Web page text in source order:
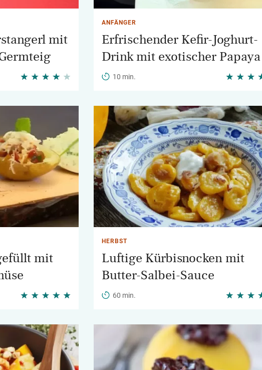
mit
ANFÄNGER
Erfrischender Kefir-Joghurt-
Drink mit exotischer Papaya
10 min.
mit
HERBST
Luftige Kürbisnocken mit
Butter-Salbei-Sauce
60 min.